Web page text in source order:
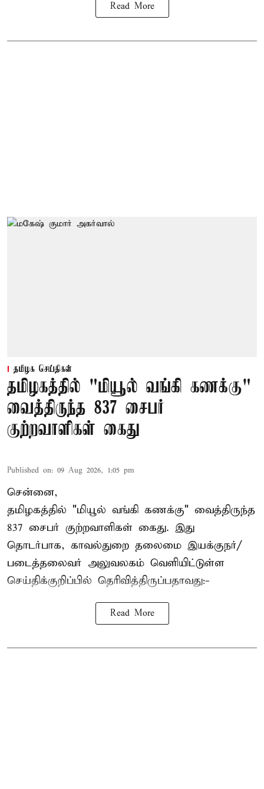
Read More
தமிழக செய்திகள்
தமிழகத்தில் "மியூல் வங்கி கணக்கு"
வைத்திருந்த 837 சைபர்
குற்றவாளிகள் கைது
Published on: 09 Aug 2026, 1:05 pm
சென்னை,
தமிழகத்தில் "மியூல் வங்கி கணக்கு" வைத்திருந்த
837 சைபர் குற்றவாளிகள் கைது. இது
தொடர்பாக, காவல்துறை தலைமை இயக்குநர்/
படைத்தலைவர் அலுவலகம் வெளியிட்டுள்ள
செய்திக்குறிப்பில் தெரிவித்திருப்பதாவது:-
Read More